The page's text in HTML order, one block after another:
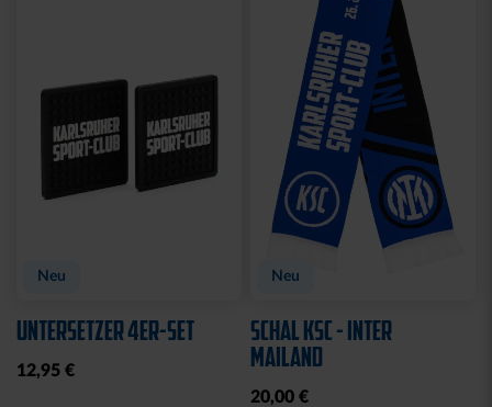
Neu
UNTERSETZER 4ER-SET
12,95 €
Neu
SCHAL KSC - INTER
MAILAND
20,00 €